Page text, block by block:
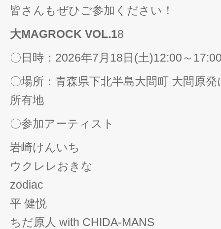
皆さんもぜひご参加ください！
大MAGROCK VOL.18
〇日時：2026年7月18日(土)12:00～
〇場所：青森県下北半島大間町 大間原
所有地
〇参加アーティスト
岩崎けんいち
ウクレレおきな
zodiac
平 健悦
ちだ原人 with CHIDA-MANS